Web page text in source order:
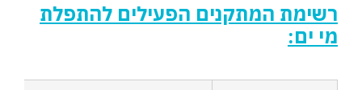
רשימת המתקנים הפעילים להתפלת
מי ים: